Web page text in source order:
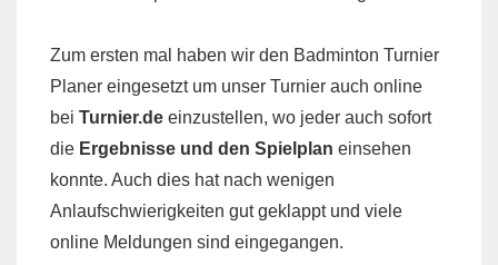
Zum ersten mal haben wir den Badminton Turnier
Planer eingesetzt um unser Turnier auch online
bei Turnier.de einzustellen, wo jeder auch sofort
die Ergebnisse und den Spielplan einsehen
konnte. Auch dies hat nach wenigen
Anlaufschwierigkeiten gut geklappt und viele
online Meldungen sind eingegangen.